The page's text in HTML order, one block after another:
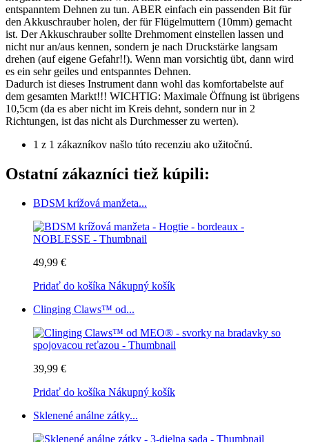
entspanntem Dehnen zu tun. ABER einfach ein passenden Bit für
den Akkuschrauber holen, der für Flügelmuttern (10mm) gemacht
ist. Der Akkuschrauber sollte Drehmoment einstellen lassen und
nicht nur an/aus kennen, sondern je nach Druckstärke langsam
drehen (auf eigene Gefahr!!). Wenn man vorsichtig übt, dann wird
es ein sehr geiles und entspanntes Dehnen.
Dadurch ist dieses Instrument dann wohl das komfortabelste auf
dem gesamten Markt!!! WICHTIG: Maximale Öffnung ist übrigens
10,5cm (da es aber nicht im Kreis dehnt, sondern nur in 2
Richtungen, ist das nicht als Durchmesser zu werten).
1 z 1 zákazníkov našlo túto recenziu ako užitočnú.
Ostatní zákazníci tiež kúpili:
BDSM krížová manžeta...
49,99 €
Pridať do košíka Nákupný košík
Clinging Claws™ od...
39,99 €
Pridať do košíka Nákupný košík
Sklenené análne zátky...